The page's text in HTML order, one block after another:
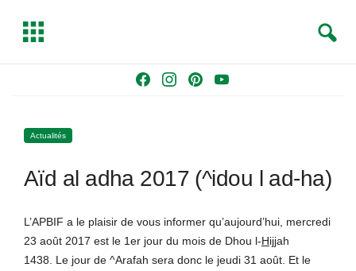
o
g
r
Y
b
T
g
e
a
Actualités
Aïd al adha 2017 (^idou l ad-ha)
L’APBIF a le plaisir de vous informer qu’aujourd’hui, mercredi
23 août 2017 est le 1er jour du mois de Dhou l-Hijjah
1438. Le jour de ^Arafah sera donc le jeudi 31 août. Et le